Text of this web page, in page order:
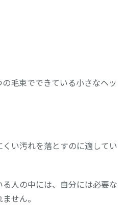
毛束でできている小さなヘッ
い汚れを落とすのに適してい
人の中には、自分には必要な
せん。